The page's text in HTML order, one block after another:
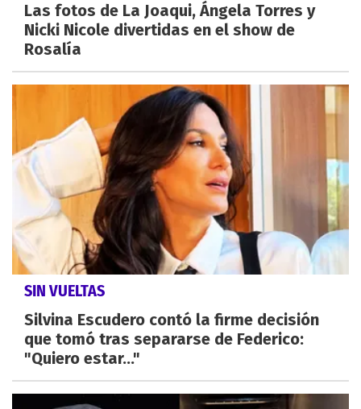
Las fotos de La Joaqui, Ángela Torres y
Nicki Nicole divertidas en el show de
Rosalía
SIN VUELTAS
Silvina Escudero contó la firme decisión
que tomó tras separarse de Federico:
"Quiero estar..."